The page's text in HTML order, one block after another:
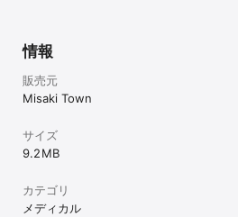
情報
販売元
Misaki Town
サイズ
9.2 MB
カテゴリ
メディカル